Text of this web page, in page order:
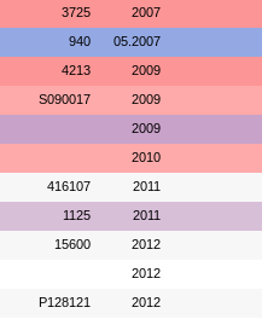
3725 2007
940 05.2007
4213 2009
S090017 2009
2009
2010
416107 2011
1125 2011
15600 2012
2012
P128121 2012